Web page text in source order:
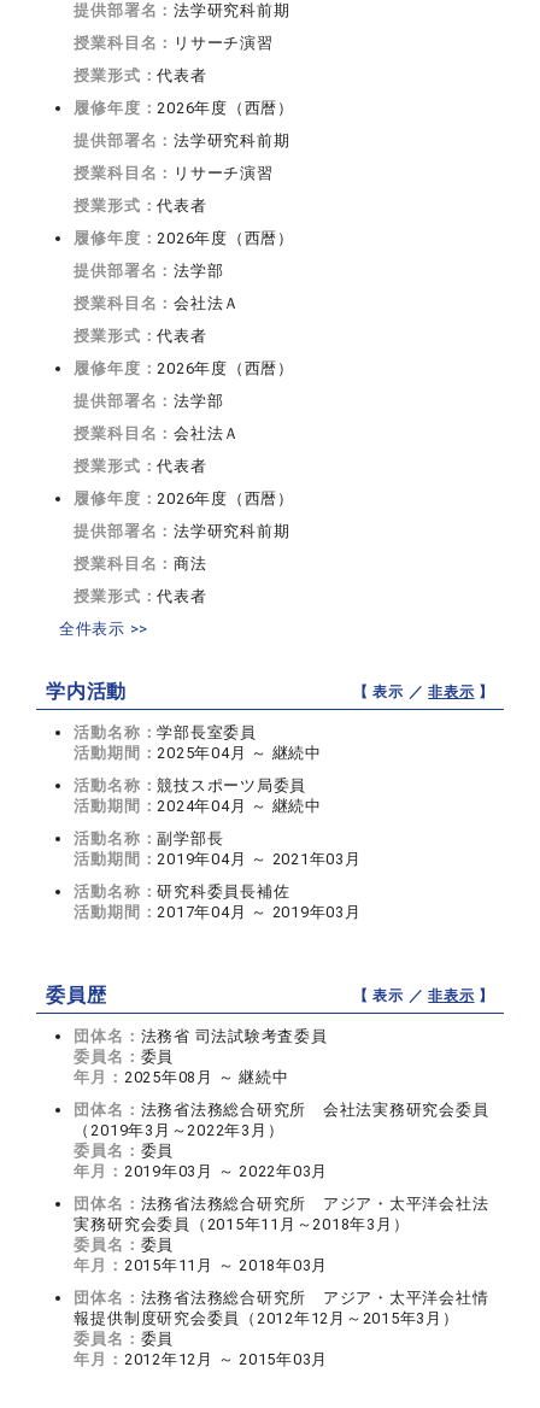
提供部署名：法学研究科前期
授業科目名： リサーチ演習
授業形式：代表者
履修年度：2026年度（西暦）
提供部署名：法学研究科前期
授業科目名： リサーチ演習
授業形式：代表者
履修年度：2026年度（西暦）
提供部署名：法学部
授業科目名：会社法Ａ
授業形式：代表者
履修年度：2026年度（西暦）
提供部署名：法学部
授業科目名：会社法Ａ
授業形式：代表者
履修年度：2026年度（西暦）
提供部署名：法学研究科前期
授業科目名：商法
授業形式：代表者
全件表示 >>
学内活動 【 表示 ／非表示 】
活動名称：学部長室委員
活動期間：2025年04月 ～ 継続中
活動名称：競技スポーツ局委員
活動期間：2024年04月 ～ 継続中
活動名称：副学部長
活動期間：2019年04月 ～ 2021年03月
活動名称：研究科委員長補佐
活動期間：2017年04月 ～ 2019年03月
委員歴 【 表示 ／非表示 】
団体名： 法務省 司法試験考査委員
委員名： 委員
年月： 2025年08月 ～ 継続中
団体名： 法務省法務総合研究所 会社法実務研究会委員
（2019年3月～2022年3月）
委員名： 委員
年月： 2019年03月 ～ 2022年03月
団体名： 法務省法務総合研究所 アジア・太平洋会社法
実務研究会委員（2015年11月～2018年3月）
委員名： 委員
年月： 2015年11月 ～ 2018年03月
団体名： 法務省法務総合研究所 アジア・太平洋会社情
報提供制度研究会委員（2012年12月～2015年3月）
委員名： 委員
年月： 2012年12月 ～ 2015年03月